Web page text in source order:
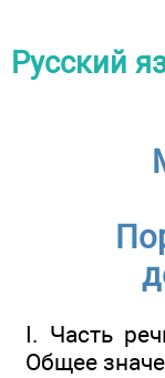
Русский
I. Часть
Общее